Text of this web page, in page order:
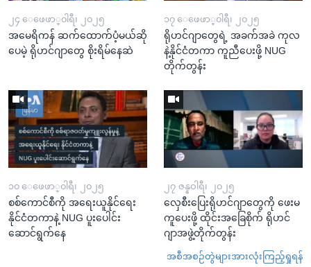
၂၄ ေဖေဖာ္၀ါရီ၊ ၂၀၂၅
အမေရိကန် ဆက်ထောက်ပံ့မယ်ဆို
ပေမဲ့ ရိုဟင်ဂျာတွေ စိုးရိမ်နေဆဲ
၁၇ ေဖေဖာ္၀ါရီ၊ ၂၀၂၅
ရိုဟင်ဂျာတွေရဲ့ အခက်အခဲ ကုလ
နဲ့နိုင်ငံတကာ ကူညီပေးဖို့ NUG
တိုက်တွန်း
၁၀ ေဖေဖာ္၀ါရီ၊ ၂၀၂၅
စစ်ကောင်စီကို အရေးယူနိုင်ရေး
နိုင်ငံတကာနဲ့ NUG ပူးပေါင်း
ဆောင်ရွက်နေ
၂၇ ဇန္နဝါရီ၊ ၂၀၂၅
လှေစီးပြေးရိုဟင်ဂျာတွေကို ဖေးမ
ကူပေးဖို့ ထိုင်းအခြေစိုက် ရိုဟင်
ဂျာအဖွဲ့တိုက်တွန်း
အစီအစဉ်တွဲများအားလုံးကြည့်ရှုရန်